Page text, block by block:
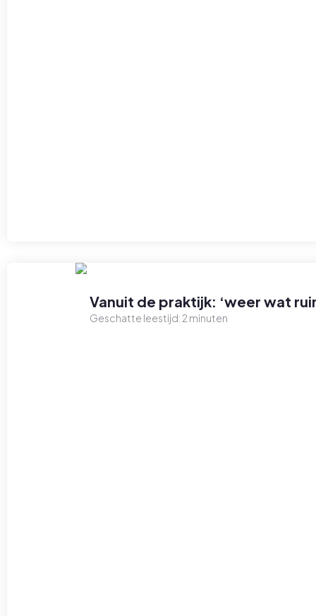
Vanuit de praktijk: ‘weer wat
Geschatte leestijd:2 minuten